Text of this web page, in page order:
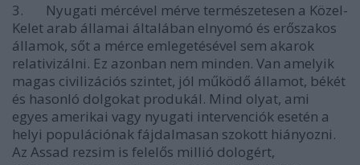
3. Nyugati mércével mérve természetesen a Közel-
Kelet arab államai általában elnyomó és erőszakos
államok, sőt a mérce emlegetésével sem akarok
relativizálni. Ez azonban nem minden. Van amelyik
magas civilizációs szintet, jól működő államot, békét
és hasonló dolgokat produkál. Mind olyat, ami
egyes amerikai vagy nyugati intervenciók esetén a
helyi populációnak fájdalmasan szokott hiányozni.
Az Assad rezsim is felelős millió dologért,